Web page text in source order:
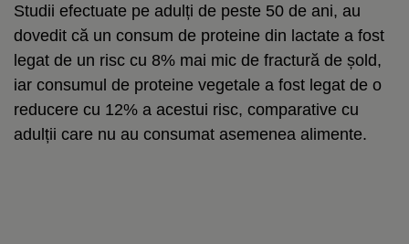
Studii efectuate pe adulți de peste 50 de ani, au
dovedit că un consum de proteine ​​din lactate a fost
legat de un risc cu 8% mai mic de fractură de șold,
iar consumul de proteine ​​vegetale a fost legat de o
reducere cu 12% a acestui risc, comparative cu
adulții care nu au consumat asemenea alimente.